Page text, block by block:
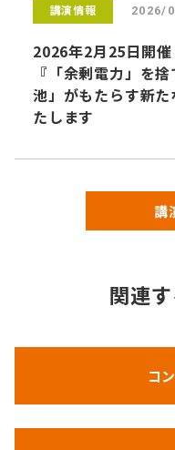
講演情報 2026/
2026年2月25日開
『「余剰電力」を
池」がもたらす新
たします
講
関連
コ